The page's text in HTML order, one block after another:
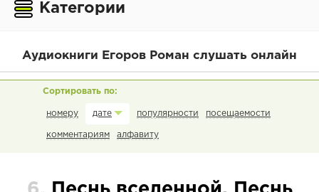
Категории
Аудиокниги Егоров Роман слушать онлайн
номеру дате популярности посещаемости
комментариям алфавиту